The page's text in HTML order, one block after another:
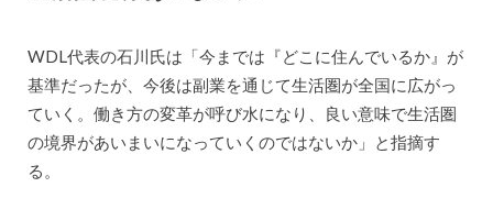
WDL代表の石川氏は「今までは『どこに住んでいるか』が
基準だったが、今後は副業を通じて生活圏が全国に広がっ
ていく。働き方の変革が呼び水になり、良い意味で生活圏
の境界があいまいになっていくのではないか」と指摘す
る。